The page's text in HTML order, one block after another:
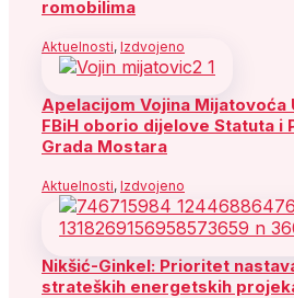
romobilima
Aktuelnosti, Izdvojeno
Apelacijom Vojina Mijatovoća
FBiH oborio dijelove Statuta i
Grada Mostara
Aktuelnosti, Izdvojeno
Nikšić-Ginkel: Prioritet
strateških energetskih